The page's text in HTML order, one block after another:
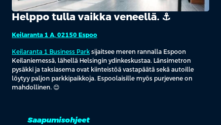
Helppo tulla vaikka veneellä. ⚓️
Keilaranta 1 A, 02150 Espoo
Keilaranta 1 Business Park sijaitsee meren rannalla Espoon
Keilaniemessä, lähellä Helsingin ydinkeskustaa. Länsimetron
pysäkki ja taksiasema ovat kiinteistöä vastapäätä sekä autoille
löytyy paljon parkkipaikkoja. Espoolaisille myös purjevene on
mahdollinen. 😊
Saapumisohjeet